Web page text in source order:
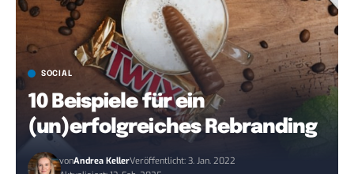
SOCIAL
10 Beispiele für ein
(un)erfolgreiches Rebranding
vonAndrea KellerVeröffentlicht: 3. Jan. 2022